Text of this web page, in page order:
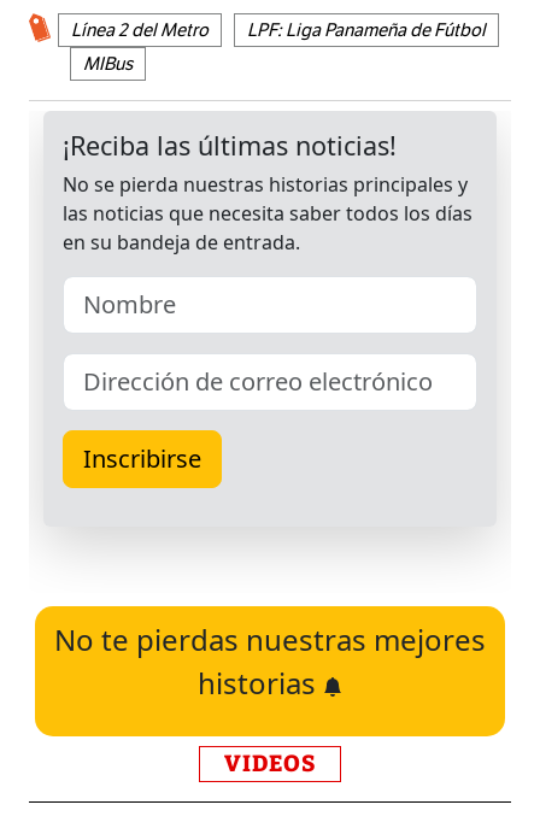
Línea 2 del Metro
LPF: Liga Panameña de Fútbol
MIBus
No te pierdas nuestras mejores
historias
VIDEOS